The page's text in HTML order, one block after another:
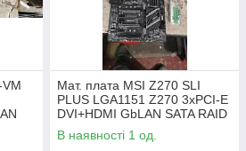
Мат. плата MSI Z270 SLI
PLUS LGA1151 Z270 3xPCI-E
DVI+HDMI GbLAN SATA RAID
ATX 4DDR4 No 24060515
В наявності 1 од.